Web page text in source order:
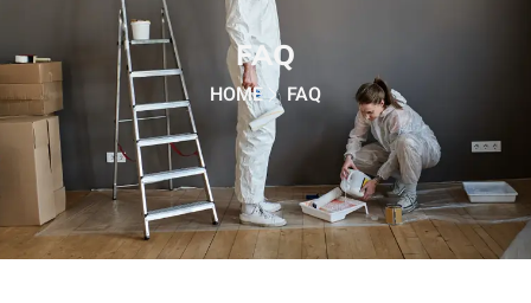
FAQ
HOME FAQ